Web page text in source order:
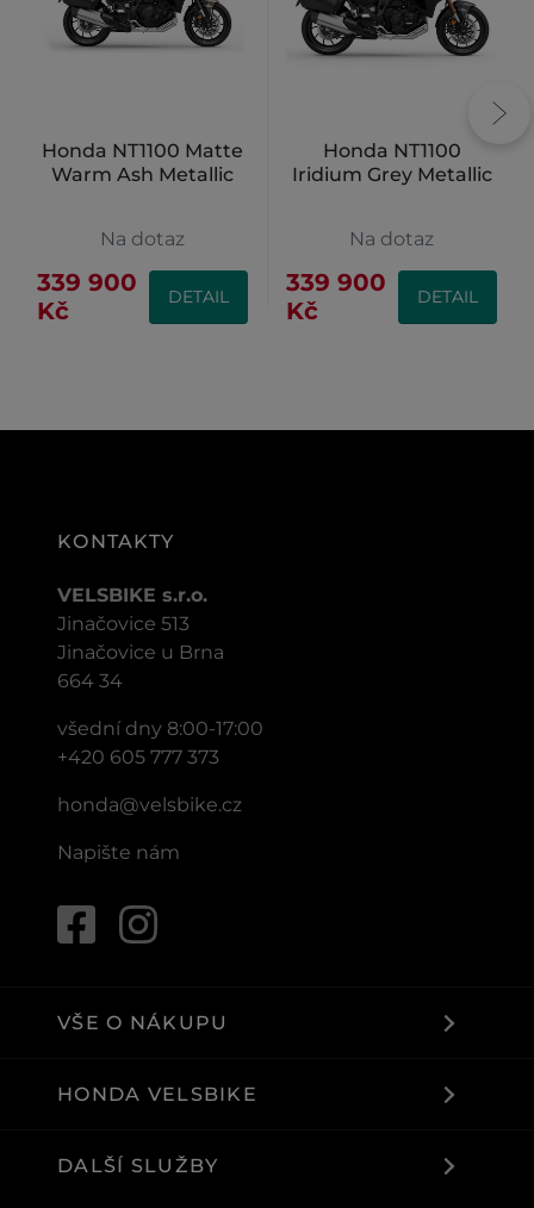
Honda NT1100 Matte
Warm Ash Metallic
Na dotaz
339 900
Kč
DETAIL
Honda NT1100
Iridium Grey Metallic
Na dotaz
339 900
Kč
DETAIL
KONTAKTY
VELSBIKE s.r.o.
Jinačovice 513
Jinačovice u Brna
664 34
všední dny 8:00-17:00
+420 605 777 373
honda@velsbike.cz
Napište nám
VŠE O NÁKUPU
HONDA VELSBIKE
DALŠÍ SLUŽBY